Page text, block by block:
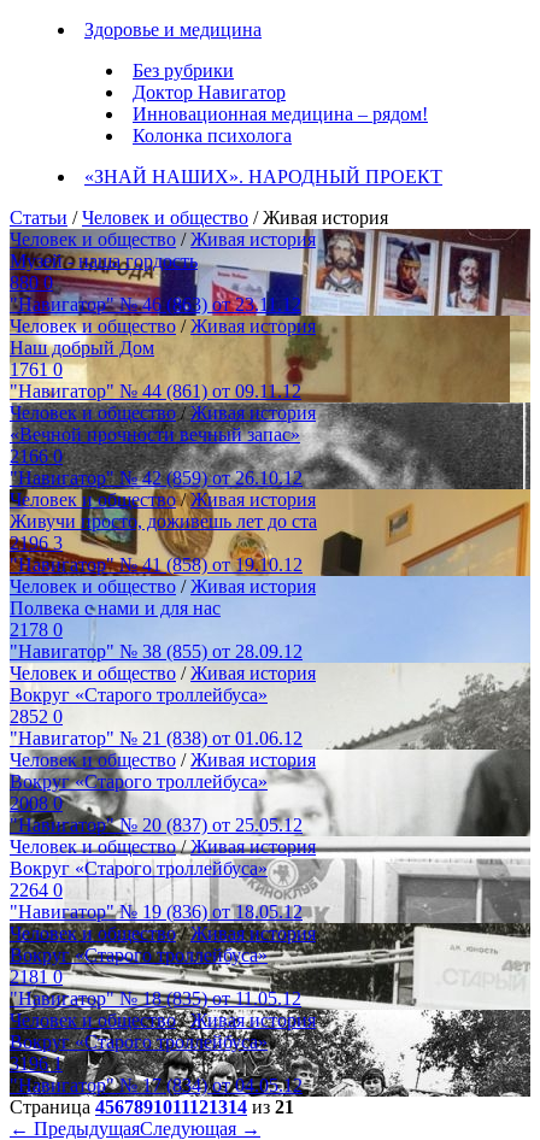
Здоровье и медицина
Без рубрики
Доктор Навигатор
Инновационная медицина – рядом!
Колонка психолога
«ЗНАЙ НАШИХ». НАРОДНЫЙ ПРОЕКТ
Статьи /Человек и общество / Живая история
Человек и общество /Живая история
Музей - наша гордость
880 0
"Навигатор" № 46 (863) от 23.11.12
Человек и общество /Живая история
Наш добрый Дом
17610
"Навигатор" № 44 (861) от 09.11.12
Человек и общество/Живая история
«Вечной прочности вечный запас»
21660
"Навигатор" № 42 (859) от 26.10.12
Человек и общество/Живая история
Живучи просто, доживешь лет до ста
21963
"Навигатор" № 41 (858) от 19.10.12
Человек и общество /Живая история
Полвека с нами и для нас
2178 0
"Навигатор" № 38 (855) от 28.09.12
Человек и общество /Живая история
Вокруг «Старого троллейбуса»
2852 0
"Навигатор" № 21 (838) от 01.06.12
Человек и общество /Живая история
Вокруг «Старого троллейбуса»
2008 0
"Навигатор" № 20 (837) от 25.05.12
Человек и общество/Живая история
Вокруг «Старого троллейбуса»
2264 0
"Навигатор" № 19 (836) от 18.05.12
Человек и общество/Живая история
Вокруг «Старого троллейбуса»
21810
"Навигатор" № 18 (835) от 11.05.12
Человек и общество/Живая история
Вокруг «Старого троллейбуса»
31961
"Навигатор" № 17 (834) от 04.05.12
Страница 4567891011121314 из 21
← ПредыдущаяСледующая →